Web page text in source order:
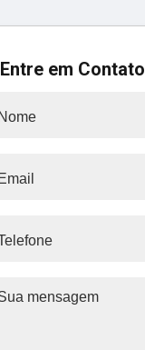
Entre em Contato